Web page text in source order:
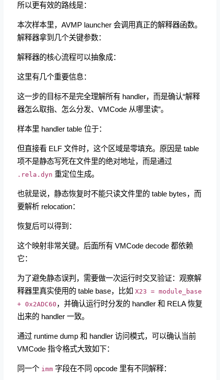
所以更有效的路线是：
本次样本里，AVMP launcher 会调用真正的解释器函数。
解释器拿到几个关键参数：
解释器的核心流程可以抽象成：
这里有几个重要信息：
这一步的目标不是完全理解所有 handler，而是确认“解释
器怎么取指、怎么分发、VMCode 从哪里读”。
样本里 handler table 位于：
但直接看 ELF 文件时，这个区域是零填充。原因是 table
项不是静态写死在文件里的绝对地址，而是通过
.rela.dyn 重定位生成。
也就是说，静态恢复时不能只读文件里的 table bytes，而
要解析 relocation：
恢复后可以得到：
这个映射非常关键。后面所有 VMCode decode 都依赖
它：
为了避免静态误判，需要做一次运行时交叉验证：观察解
释器里真实使用的 table base，比如 X23 = module_base
+ 0x2ADC60，并确认运行时分发的 handler 和 RELA 恢复
出来的 handler 一致。
通过 runtime dump 和 handler 访问模式，可以确认当前
VMCode 指令格式大致如下：
同一个 imm 字段在不同 opcode 里有不同解释：